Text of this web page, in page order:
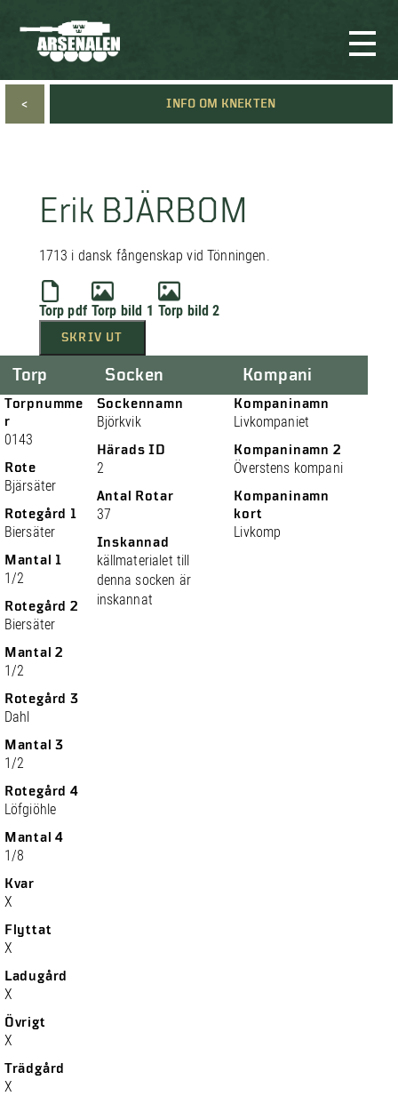
< INFO OM KNEKTEN
Erik BJÄRBOM
1713 i dansk fångenskap vid Tönningen.
Torp pdf Torp bild 1 Torp bild 2
SKRIV UT
Torp
Torpnumme
r
0143
Rote
Bjärsäter
Rotegård 1
Biersäter
Mantal 1
1/2
Rotegård 2
Biersäter
Mantal 2
1/2
Rotegård 3
Dahl
Mantal 3
1/2
Rotegård 4
Löfgiöhle
Mantal 4
1/8
Kvar
X
Flyttat
X
Ladugård
X
Övrigt
X
Trädgård
X
Socken
Sockennamn
Björkvik
Härads ID
2
Antal Rotar
37
Inskannad
källmaterialet till
denna socken är
inskannat
Kompani
Kompaninamn
Livkompaniet
Kompaninamn 2
Överstens kompani
Kompaninamn
kort
Livkomp